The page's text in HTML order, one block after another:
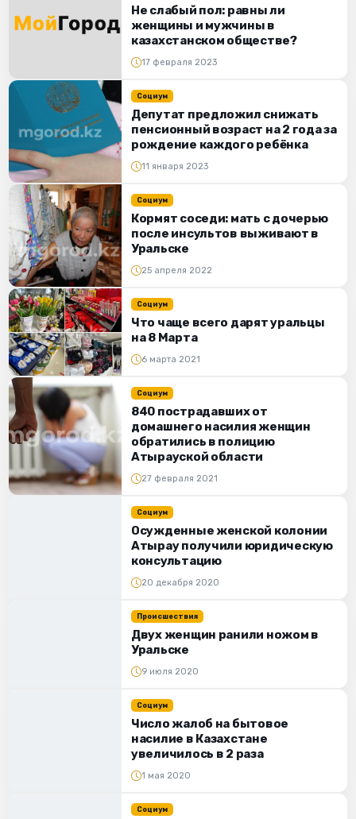
Не слабый пол: равны ли
женщины и мужчины в
казахстанском обществе?
17 февраля 2023
Социум
Депутат предложил снижать
пенсионный возраст на 2 года за
рождение каждого ребёнка
11 января 2023
Социум
Кормят соседи: мать с дочерью
после инсультов выживают в
Уральске
25 апреля 2022
Социум
Что чаще всего дарят уральцы
на 8 Марта
6 марта 2021
Социум
840 пострадавших от
домашнего насилия женщин
обратились в полицию
Атырауской области
27 февраля 2021
Социум
Осужденные женской колонии
Атырау получили юридическую
консультацию
20 декабря 2020
Происшествия
Двух женщин ранили ножом в
Уральске
9 июля 2020
Социум
Число жалоб на бытовое
насилие в Казахстане
увеличилось в 2 раза
1 мая 2020
Социум